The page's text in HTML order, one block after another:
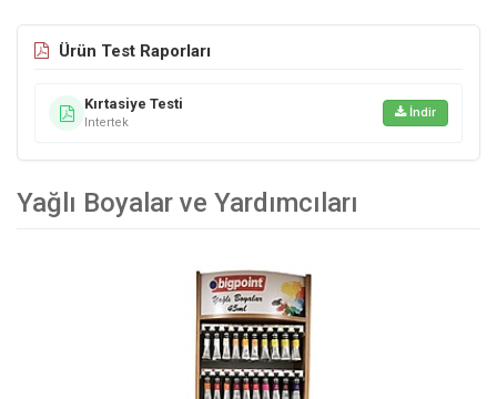
Ürün Test Raporları
Kırtasiye Testi
Intertek
İndir
Yağlı Boyalar ve Yardımcıları